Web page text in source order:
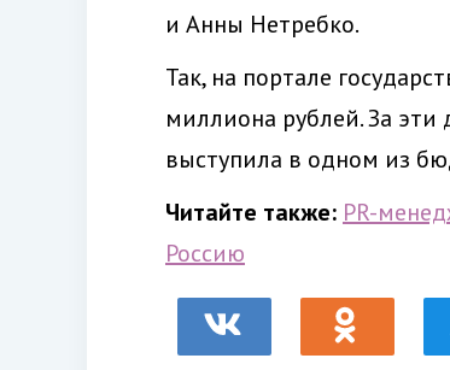
и Анны Нетребко.
Так, на портале
миллиона рублей. За
выступила в одном из
Читайте также: PR-
Россию